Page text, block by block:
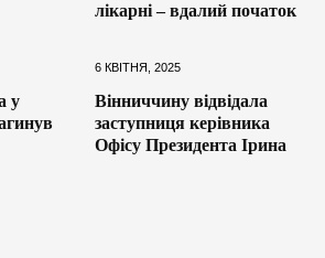
лікарні – вдалий початок
у
6 КВІТНЯ, 2025
Вінниччину відвідала
заступниця керівника
Офісу Президента Ірина